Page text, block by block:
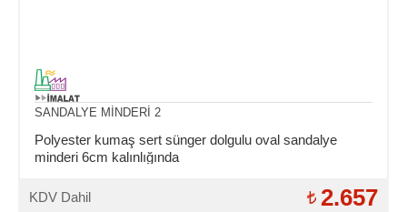
SANDALYE MİNDERİ 2
Polyester kumaş sert sünger dolgulu oval sandalye
minderi 6cm kalınlığında
KDV Dahil 2.657